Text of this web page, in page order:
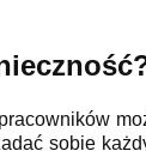
sobie